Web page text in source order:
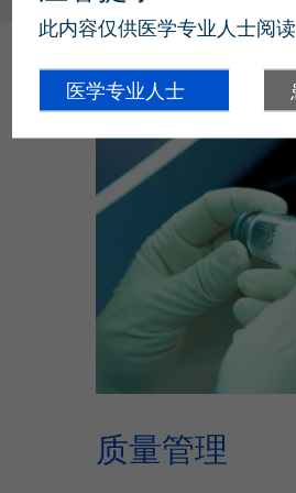
质量管理
此内容仅供医学专业人士阅
医学专业人士